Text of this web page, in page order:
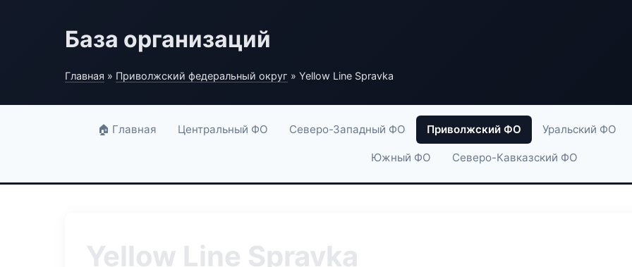
База организаций
Главная » Приволжский федеральный округ » Yellow Line Spravka
🏠 Главная Центральный ФО Северо-Западный ФО Приволжский ФО Уральский ФО
Южный ФО Северо-Кавказский ФО
Yellow Line Spravka